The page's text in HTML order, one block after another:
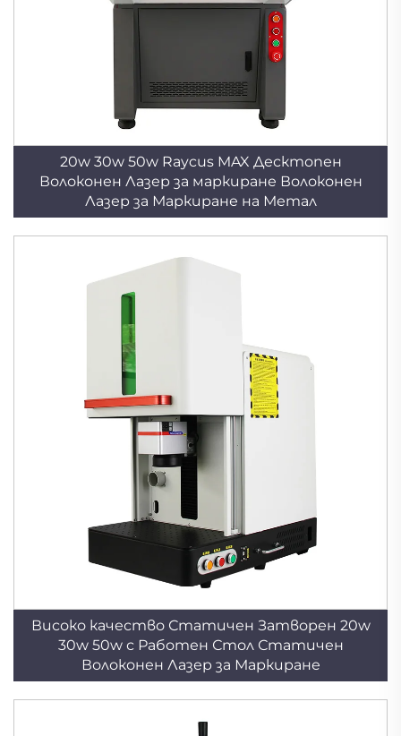
20w 30w 50w Raycus MAX Десктопен
Волоконен Лазер за маркиране Волоконен
Лазер за Маркиране на Метал
Високо качество Статичен Затворен 20w
30w 50w с Работен Стол Статичен
Волоконен Лазер за Маркиране